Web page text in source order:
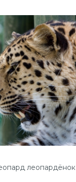
леопардёнок